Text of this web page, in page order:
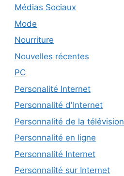
Médias Sociaux
Mode
Nourriture
Nouvelles récentes
PC
Personalité Internet
Personnalité d'Internet
Personnalité de la télévision
Personnalité en ligne
Personnalité Internet
Personnalité sur Internet